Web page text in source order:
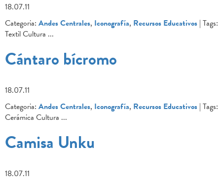
18.07.11
Categoria: Andes Centrales, Iconografía, Recursos Educativos | Tags:
Textil Cultura ...
Cántaro bícromo
18.07.11
Categoria: Andes Centrales, Iconografía, Recursos Educativos | Tags:
Cerámica Cultura ...
Camisa Unku
18.07.11